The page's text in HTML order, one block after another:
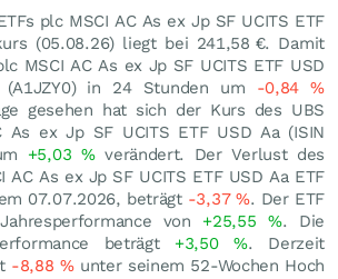
plc MSCI AC As ex Jp SF UCITS ETF
(05.08.26) liegt bei 241,58 €. Damit
MSCI AC As ex Jp SF UCITS ETF USD
in 24 Stunden um -0,84%
gesehen hat sich der Kurs des UBS
As ex Jp SF UCITS ETF USD Aa (ISIN
+5,03 %verändert. Der Verlust des
AC As ex Jp SF UCITS ETF USD Aa ETF
07.07.2026, beträgt -3,37%. Der ETF
von +25,55%. Die
beträgt +3,50%. Derzeit
-8,88 %unter seinem 52-Wochen Hoch